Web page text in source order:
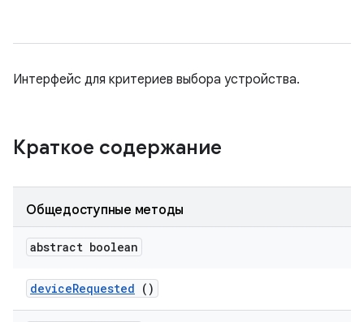
Интерфейс для критериев выбора устройства.
Краткое содержание
Общедоступные методы
abstract boolean
deviceRequested ()